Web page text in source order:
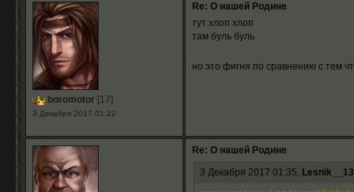
boromotor[17]
3 Декабря 2017 01:22
Re: О нашей Родине
тут хлоп хлоп
там буль буль
но это фигня по сравнению с тем
Re: О нашей Родине
3 Декабря 2017 01:35,